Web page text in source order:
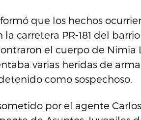
que los hechos
carretera PR-181 del
el cuerpo de Nimia
varias heridas de
como sospechoso.
por el agente